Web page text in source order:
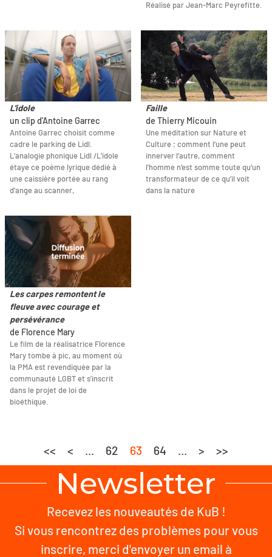
Réalisé par Jean-Marc Peyrefitte.
L'idole
un clip d'Antoine Garrec
Antoine Garrec choisit comme
cadre le parking de Lidl.
L’analogie phonique Lidl /L’idole
étaye ce poème lyrique dédié à
une caissière portée au rang
d’ange au scanner,
Faille
de Thierry Micouin
Une méditation sur Nature et
Culture ; comment l’une peut
innerver l’autre, comment
l’homme n’est somme toute qu’un
transformateur de ce qu’il voit
dans la nature
Les carpes remontent le
fleuve avec courage et
persévérance
de Florence Mary
Le film de la réalisatrice Florence
Mary tombe à pic, au moment où
la PMA est revendiquée par la
communauté LGBT et s’inscrit
dans le projet de loi de
bioéthique.
<< < ... 62 63 64 ... > >>
Newsletter
Recevez les nouveautés de KuB !
Si vous rencontrez des problèmes pour vous
inscrire, merci d'envoyer un email à